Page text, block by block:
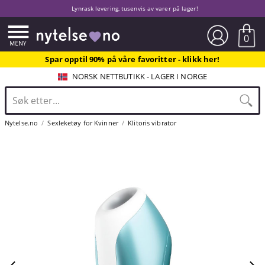
Lynrask levering, tusenvis av varer på lager!
0
Spar opptil 90% på våre favoritter - klikk her!
NORSK NETTBUTIKK - LAGER I NORGE
Nytelse.no Sexleketøy for Kvinner Klitoris vibrator